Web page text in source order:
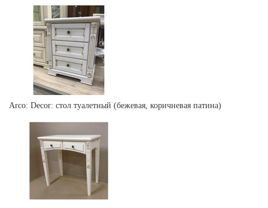
Arco: Decor: стол туалетный (бежевая, коричневая патина)